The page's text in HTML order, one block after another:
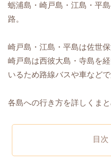
蛎浦島・崎戸島・江島・平
路。
崎戸島・江島・平島は佐世
崎戸島は西彼大島・寺島を
いるため路線バスや車など
各島への行き方を詳しくまと
目次